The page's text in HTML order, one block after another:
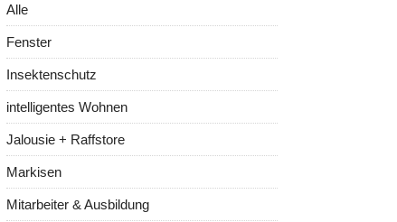
Alle
Fenster
Insektenschutz
intelligentes Wohnen
Jalousie + Raffstore
Markisen
Mitarbeiter & Ausbildung